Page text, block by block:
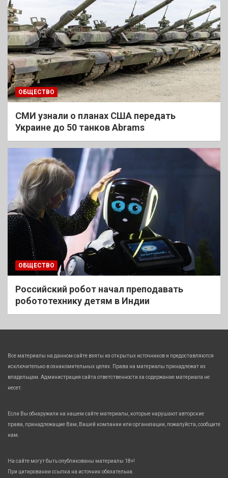
ОБЩЕСТВО
СМИ узнали о планах США передать
Украине до 50 танков Abrams
ОБЩЕСТВО
Российский робот начал преподавать
робототехнику детям в Индии
Все материалы на данном сайте взяты из открытых источников и предоставляются
исключительно в ознакомительных целях. Права на материалы принадлежат их
владельцам. Администрация сайта ответственности за содержание материала не
несет.
Если Вы обнаружили на нашем сайте материалы, которые нарушают авторские
права, принадлежащие Вам, Вашей компании или организации, пожалуйста, сообщите
нам.
На сайте могут быть опубликованы материалы 18+!
При цитировании ссылка на источник обязательна.